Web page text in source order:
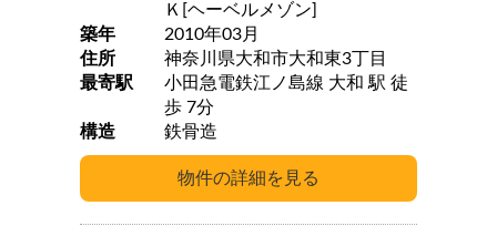
Ｋ[ヘーベルメゾン]
築年
2010年03月
住所
神奈川県大和市大和東3丁目
最寄駅
小田急電鉄江ノ島線 大和 駅 徒
歩 7分
構造
鉄骨造